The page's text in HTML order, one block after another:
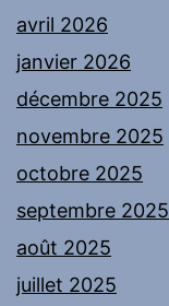
avril 2026
janvier 2026
décembre 2025
novembre 2025
octobre 2025
septembre 2025
août 2025
juillet 2025